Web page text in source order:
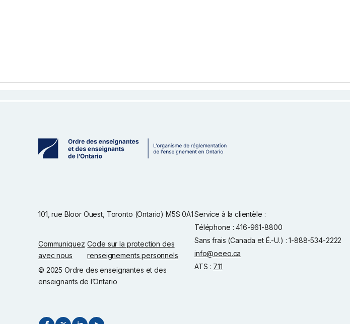
101, rue Bloor Ouest, Toronto (Ontario) M5S 0A1
Communiquez
avec nous
Code sur la protection des
renseignements personnels
© 2025 Ordre des enseignantes et des
enseignants de l’Ontario
Service à la clientèle :
Téléphone : 416-961-8800
Sans frais (Canada et É.-U.) : 1-888-534-2222
info@oeeo.ca
ATS : 711